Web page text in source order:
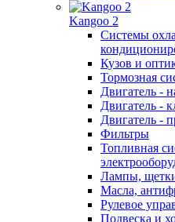
Kangoo 2
Системы
Кузов и
Тормозная
Двигатель -
Двигатель -
Двигатель -
Фильтры
Топливная
Лампы,
Масла,
Рулевое
Подвеска и